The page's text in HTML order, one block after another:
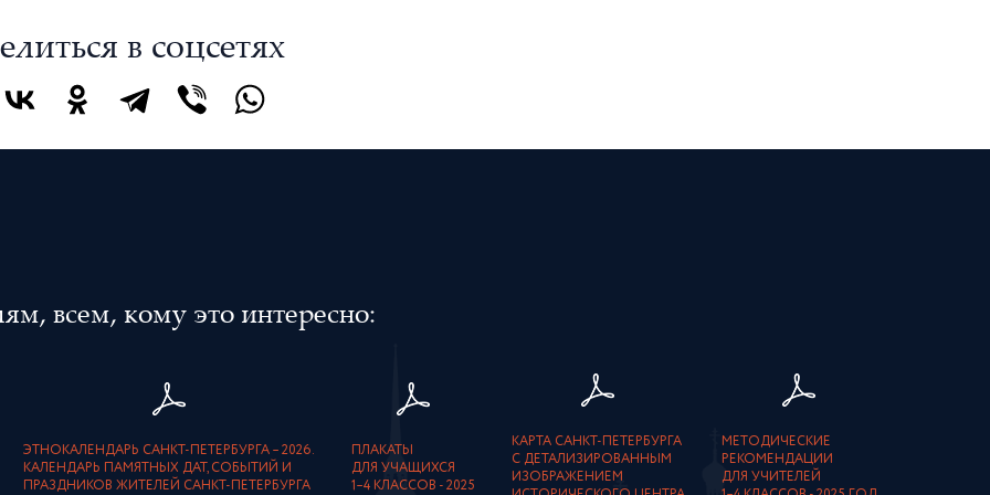
в соцсетях
всем, кому это интересно:
ЭТНОКАЛЕНДАРЬ САНКТ-ПЕТЕРБУРГА – 2026.
КАЛЕНДАРЬ ПАМЯТНЫХ ДАТ, СОБЫТИЙ И
ПРАЗДНИКОВ ЖИТЕЛЕЙ САНКТ-ПЕТЕРБУРГА
ПЛАКАТЫ
ДЛЯ УЧАЩИХСЯ
1–4 КЛАССОВ - 2025
КАРТА САНКТ-ПЕТЕРБУРГА
С ДЕТАЛИЗИРОВАННЫМ
ИЗОБРАЖЕНИЕМ
МЕТОДИЧЕСКИЕ
РЕКОМЕНДАЦИИ
ДЛЯ УЧИТЕЛЕЙ